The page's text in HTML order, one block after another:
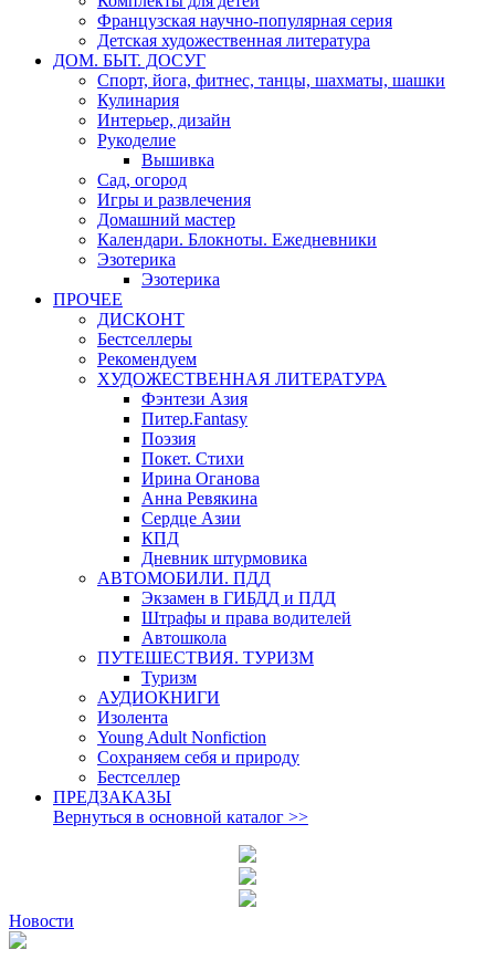
Французская научно-популярная серия
Детская художественная литература
ДОМ. БЫТ. ДОСУГ
Спорт, йога, фитнес, танцы, шахматы, шашки
Кулинария
Интерьер, дизайн
Рукоделие
Вышивка
Сад, огород
Игры и развлечения
Домашний мастер
Календари. Блокноты. Ежедневники
Эзотерика
Эзотерика
ПРОЧЕЕ
ДИСКОНТ
Бестселлеры
Рекомендуем
ХУДОЖЕСТВЕННАЯ ЛИТЕРАТУРА
Фэнтези Азия
Питер.Fantasy
Поэзия
Покет. Стихи
Ирина Оганова
Анна Ревякина
Сердце Азии
КПД
Дневник штурмовика
АВТОМОБИЛИ. ПДД
Экзамен в ГИБДД и ПДД
Штрафы и права водителей
Автошкола
ПУТЕШЕСТВИЯ. ТУРИЗМ
Туризм
АУДИОКНИГИ
Изолента
Young Adult Nonfiction
Сохраняем себя и природу
Бестселлер
ПРЕДЗАКАЗЫ
Вернуться в основной каталог >>
Новости